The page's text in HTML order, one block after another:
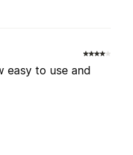
easy to use and